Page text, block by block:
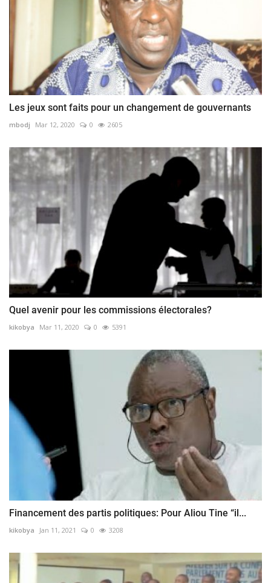
Les jeux sont faits pour un changement de gouvernants
mbodj Mar 12, 2020 0 2605
Quel avenir pour les commissions électorales?
kikobya Mar 11, 2020 0 5391
Financement des partis politiques: Pour Aliou Tine “il...
kikobya Jan 11, 2021 0 3208